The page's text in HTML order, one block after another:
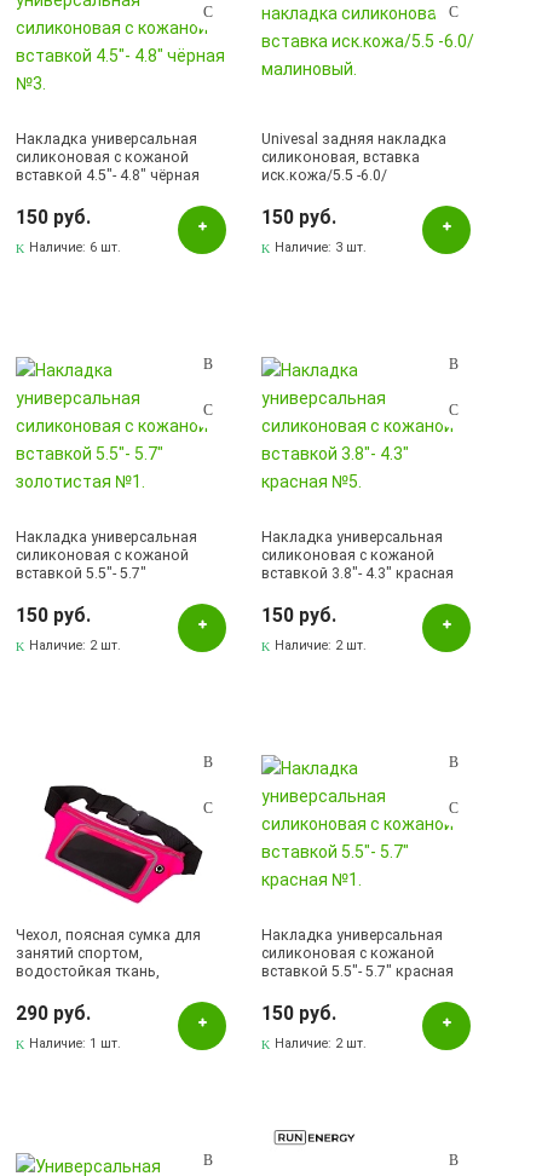
Накладка универсальная
силиконовая с кожаной
вставкой 4.5"- 4.8" чёрная
150 руб.
Наличие: 6 шт.
Univesal задняя накладка
силиконовая, вставка
иск.кожа/5.5 -6.0/
150 руб.
Наличие: 3 шт.
Накладка универсальная
силиконовая с кожаной
вставкой 5.5"- 5.7"
150 руб.
Наличие: 2 шт.
Накладка универсальная
силиконовая с кожаной
вставкой 3.8"- 4.3" красная
150 руб.
Наличие: 2 шт.
Чехол, поясная сумка для
занятий спортом,
водостойкая ткань,
290 руб.
Наличие: 1 шт.
Накладка универсальная
силиконовая с кожаной
вставкой 5.5"- 5.7" красная
150 руб.
Наличие: 2 шт.